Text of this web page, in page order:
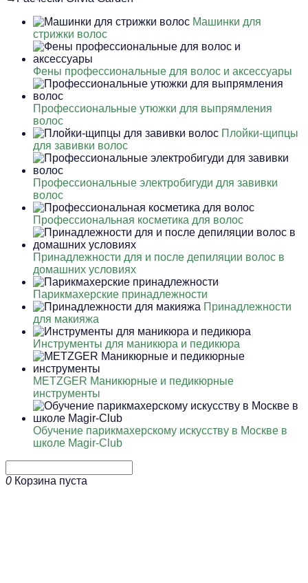
Машинки для
стрижки волос
Фены профессиональные для волос и аксессуары
Профессиональные утюжки для выпрямления
волос
Плойки-щипцы
для завивки волос
Профессиональные электробигуди для завивки
волос
Профессиональная косметика для волос
Принадлежности для и после депиляции волос в
домашних условиях
Парикмахерские принадлежности
Принадлежности
для макияжа
Инструменты для маникюра и педикюра
METZGER Маникюрные и педикюрные
инструменты
Обучение парикмахерскому искусству в Москве в
школе Magir-Club
0 Корзина пуста